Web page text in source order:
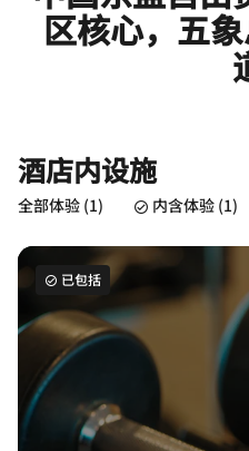
区核心，五
酒店内设施
全部体验 (1) 内含体验 (1)
已包括